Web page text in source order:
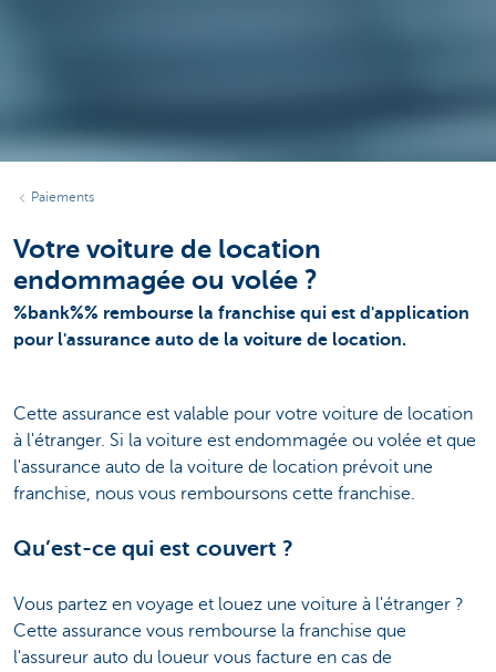
Paiements
Votre voiture de location
endommagée ou volée ?
%bank%% rembourse la franchise qui est d'application
pour l'assurance auto de la voiture de location.
Cette assurance est valable pour votre voiture de location
à l'étranger. Si la voiture est endommagée ou volée et que
l'assurance auto de la voiture de location prévoit une
franchise, nous vous remboursons cette franchise.
Qu’est-ce qui est couvert ?
Vous partez en voyage et louez une voiture à l'étranger ?
Cette assurance vous rembourse la franchise que
l'assureur auto du loueur vous facture en cas de